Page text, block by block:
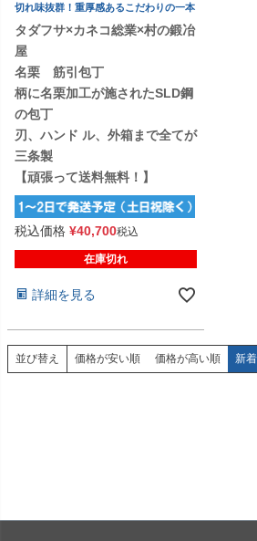
切れ味抜群！重厚感あるこだわりの一本
タダフサ×カネコ総業×村の鍛冶
屋
名栗 筋引包丁
柄に名栗加工が施されたSLD鋼
の包丁
刃、ハンド ル、外箱まで全てが
三条製
【頑張って送料無料！】
税込価格 ¥40,700税込
在庫切れ
詳細を見る
並び替え 価格が安い順 価格が高い順 新